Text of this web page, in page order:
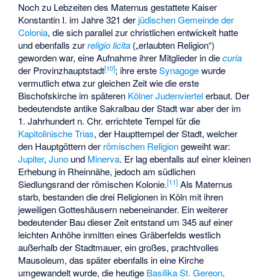
Noch zu Lebzeiten des Maternus gestattete Kaiser
Konstantin I. im Jahre 321 der jüdischen Gemeinde der
Colonia, die sich parallel zur christlichen entwickelt hatte
und ebenfalls zurreligio licita („erlaubten Religion“)
geworden war, eine Aufnahme ihrer Mitglieder in diecuria
der Provinzhauptstadt[10]; ihre ersteSynagogewurde
vermutlich etwa zur gleichen Zeit wie die erste
Bischofskirche im späteren Kölner Judenviertelerbaut. Der
bedeutendste antike Sakralbau der Stadt war aber der im
1. Jahrhundert n. Chr. errichtete Tempel für die
Kapitolinische Trias, der Haupttempel der Stadt, welcher
den Hauptgöttern der römischen Religiongeweiht war:
Jupiter,Juno und Minerva. Er lag ebenfalls auf einer kleinen
Erhebung in Rheinnähe, jedoch am südlichen
Siedlungsrand der römischen Kolonie.[11] Als Maternus
starb, bestanden die drei Religionen in Köln mit ihren
jeweiligen Gotteshäusern nebeneinander. Ein weiterer
bedeutender Bau dieser Zeit entstand um 345 auf einer
leichten Anhöhe inmitten eines Gräberfelds westlich
außerhalb der Stadtmauer, ein großes, prachtvolles
Mausoleum, das später ebenfalls in eine Kirche
umgewandelt wurde, die heutige Basilika St. Gereon.